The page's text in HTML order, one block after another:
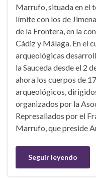
Marrufo, situada en el
límite con los de
de la Frontera, en la
Cádiz y Málaga. En el
arqueológicas
la Sauceda desde el 2
ahora los cuerpos de
arqueológicos,
organizados por la
Represaliados por el
Marrufo, que preside
Seguir leyendo